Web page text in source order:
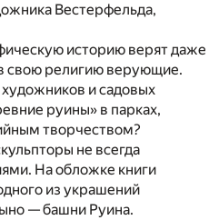
Вестерфельда,
историю верят даже
свою религию верующие.
и садовых
руины» в парках,
творчеством?
не всегда
На обложке книги
из украшений
— башни Руина.